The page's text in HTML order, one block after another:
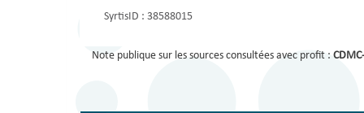
SyrtisID : 38588015
Note publique sur les sources consultées avec profit :